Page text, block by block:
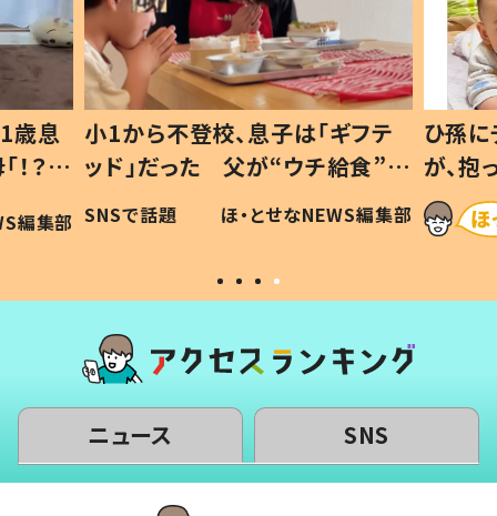
歳息
？」
編集部
小1から不登校、息子は「ギフテ
ッド」だった 父が“ウチ給食”を
作り続ける理由とは #令和の親
#令和の子
SNSで話題 ほ・とせなNEWS編集部
ひ孫
が、
「涙が
い」
ニュース SNS